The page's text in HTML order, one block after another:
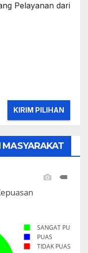
Pelayanan dari
MASYARAKAT